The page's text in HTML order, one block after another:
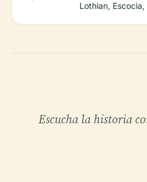
Lothian, Escocia,
Escucha la historia